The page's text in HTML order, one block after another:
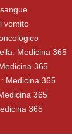
vomito
Medicina 365
365
Medicina 365
365
365